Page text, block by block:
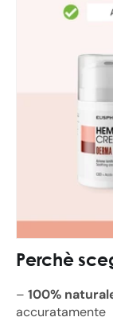
Perchè
– 100%
accuratamente